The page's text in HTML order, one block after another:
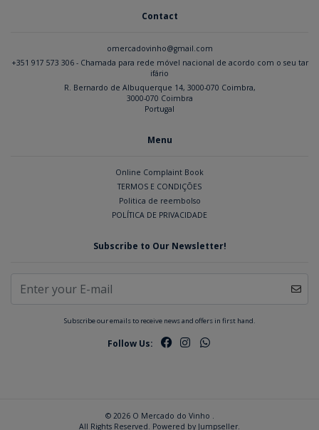
Contact
omercadovinho@gmail.com
+351 917 573 306 - Chamada para rede móvel nacional de acordo com o seu tar
ifário
R. Bernardo de Albuquerque 14, 3000-070 Coimbra,
3000-070 Coimbra
Portugal
Menu
Online Complaint Book
TERMOS E CONDIÇÕES
Politica de reembolso
POLÍTICA DE PRIVACIDADE
Subscribe to Our Newsletter!
Subscribe our emails to receive news and offers in first hand.
Follow Us:
© 2026 O Mercado do Vinho .
All Rights Reserved. Powered by Jumpseller.